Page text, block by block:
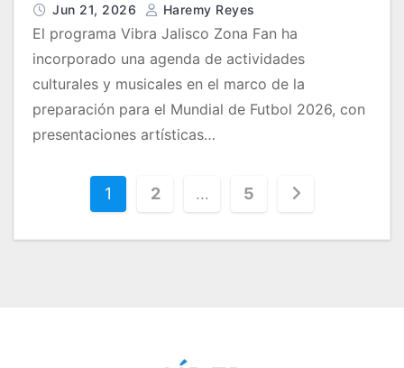
Jun 21, 2026 Haremy Reyes
El programa Vibra Jalisco Zona Fan ha
incorporado una agenda de actividades
culturales y musicales en el marco de la
preparación para el Mundial de Futbol 2026, con
presentaciones artísticas…
1 2 … 5